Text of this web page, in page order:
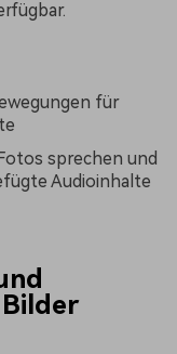
für
sprechen und
Audioinhalte